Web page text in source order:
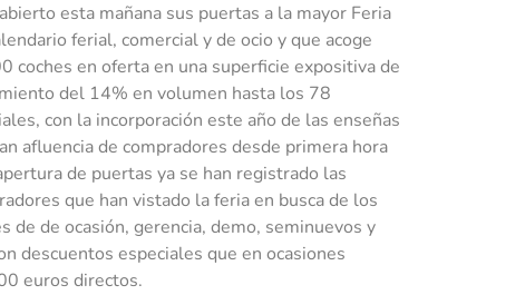
esta mañana sus puertas a la mayor Feria
ferial, comercial y de ocio y que acoge
coches en oferta en una superficie expositiva de
del 14% en volumen hasta los 78
con la incorporación este año de las enseñas
afluencia de compradores desde primera hora
de puertas ya se han registrado las
que han vistado la feria en busca de los
de de ocasión, gerencia, demo, seminuevos y
descuentos especiales que en ocasiones
euros directos.